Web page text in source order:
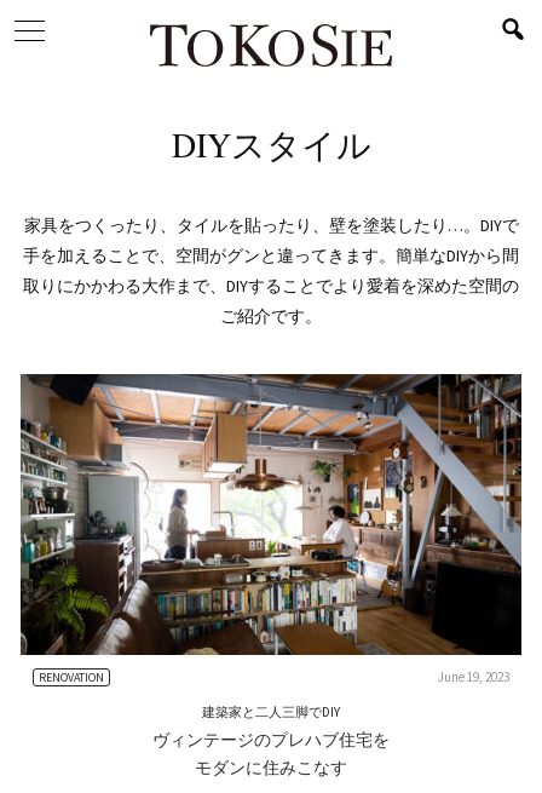
DIYスタイル
家具をつくったり、タイルを貼ったり、壁を塗装したり…。DIYで
手を加えることで、空間がグンと違ってきます。簡単なDIYから間
取りにかかわる大作まで、DIYすることでより愛着を深めた空間の
ご紹介です。
RENOVATION June 19, 2023
建築家と二人三脚でDIY
ヴィンテージのプレハブ住宅を
モダンに住みこなす